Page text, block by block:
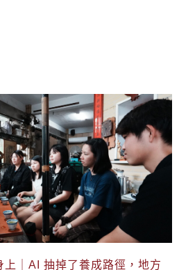
｜AI 抽掉了養成路徑，地方